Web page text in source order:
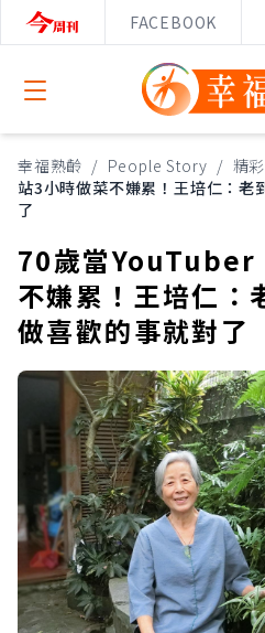
FACEBOOK
Open menu
幸福熟齡 / People Story / 精
站3小時做菜不嫌累！王培仁：老
了
70歲當YouTuber
不嫌累！王培仁：
做喜歡的事就對了